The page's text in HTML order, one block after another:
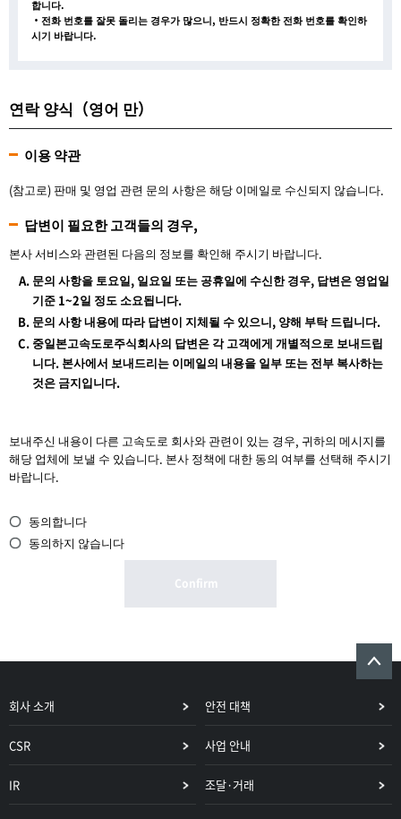
합니다.
・전화 번호를 잘못 돌리는 경우가 많으니, 반드시 정확한 전화 번호를 확인하
시기 바랍니다.
연락 양식（영어 만）
이용 약관
(참고로) 판매 및 영업 관련 문의 사항은 해당 이메일로 수신되지 않습니다.
답변이 필요한 고객들의 경우,
본사 서비스와 관련된 다음의 정보를 확인해 주시기 바랍니다.
문의 사항을 토요일, 일요일 또는 공휴일에 수신한 경우, 답변은 영업일
기준 1~2일 정도 소요됩니다.
문의 사항 내용에 따라 답변이 지체될 수 있으니, 양해 부탁 드립니다.
중일본고속도로주식회사의 답변은 각 고객에게 개별적으로 보내드립
니다. 본사에서 보내드리는 이메일의 내용을 일부 또는 전부 복사하는
것은 금지입니다.
보내주신 내용이 다른 고속도로 회사와 관련이 있는 경우, 귀하의 메시지를
해당 업체에 보낼 수 있습니다. 본사 정책에 대한 동의 여부를 선택해 주시기
바랍니다.
동의합니다
동의하지 않습니다
Confirm
회사 소개 안전 대책
CSR 사업 안내
IR 조달·거래